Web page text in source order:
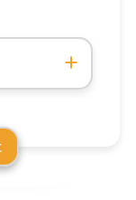
+